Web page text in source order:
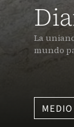
La
mundo